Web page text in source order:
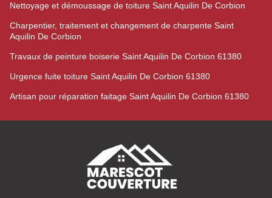
Nettoyage et démoussage de toiture Saint Aquilin De Corbion
Charpentier, traitement et changement de charpente Saint
Aquilin De Corbion
Travaux de peinture boiserie Saint Aquilin De Corbion 61380
Urgence fuite toiture Saint Aquilin De Corbion 61380
Artisan pour réparation faitage Saint Aquilin De Corbion 61380